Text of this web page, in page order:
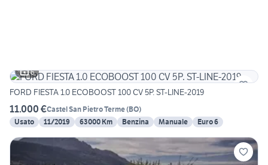
6
FORD FIESTA 1.0 ECOBOOST 100 CV 5P. ST-LINE-2019
11.000 €Castel San Pietro Terme(BO)
Usato
11/2019 63000 Km Benzina Manuale Euro 6